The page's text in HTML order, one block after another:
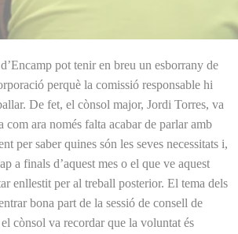
pot tenir en breu un esborrany de
perquè la comissió responsable hi
De fet, el cònsol major, Jordi Torres, va
com ara només falta acabar de parlar amb
per saber quines són les seves necessitats i,
a finals d’aquest mes o el que ve aquest
enllestit per al treball posterior. El tema dels
bona part de la sessió de consell de
cònsol va recordar que la voluntat és